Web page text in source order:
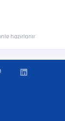
hazırlanır